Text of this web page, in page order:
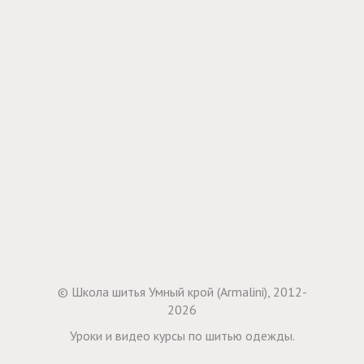
© Школа шитья Умный крой (Armalini), 2012-
2026
Уроки и видео курсы по шитью одежды.